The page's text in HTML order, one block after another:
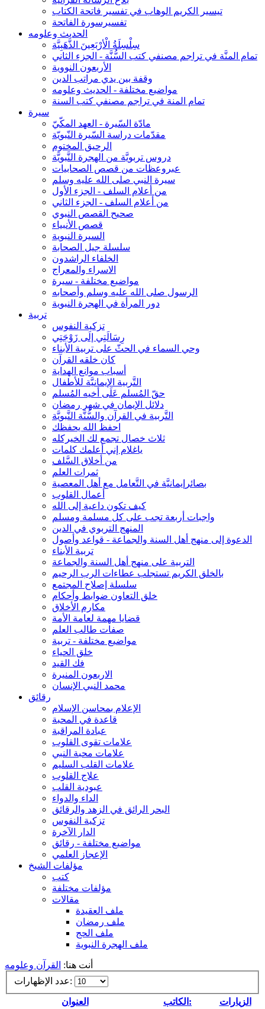
تيسير الكريم الوهاب في تفسير فاتحة الكتاب
تفسيرسورة الفاتحة
الحديث وعلومه
سِلْسِلَةُ الْأرْبَعِينَ الذَّهَبِيَّة
تمام المنَّة في تراجم مصنفي كتب السُّنَّة - الجزء الثاني
الأربعون النووية
وقفة بين يدي مراتب الدين
مواضيع مختلفة - الحديث وعلومه
تمام المنة في تراجم مصنفي كتب السنة
سيرة
مادّة السّيرة - العهد المكّيّ
مقدّمات دراسة السّيرة النّبويّة
الرحيق المختوم
دروس تربويَّة من الهجرة النَّبويَّة
عبروعظات من قصص الصحابيات
سيرة النبي صلى الله عليه وسلم
من أعلام السلف - الجزء الأول
من أعلام السلف - الجزء الثاني
صحيح القصص النبوي
قصص الأنبياء
السيرة النبوية
سلسلة جيل الصحابة
الخلفاء الراشدون
الاسراء والمعراج
مواضيع مختلفة - سيرة
الرسول صلى الله عليه وسلم وأصحابه
دور المرأة في الهجرة النبوية
تربية
تزكية النفوس
رِسَالَتِي إلَى زَوْجَتِي
وحي السماء في الحثّ على تربية الأبناء
كان خلقه القرآن
أسباب موانع الهداية
التَّربية الإيمانيَّة للأطفال
حقّ المُسلم عَلَى أخيه المُسلم
دلائل الإيمان في شهر رمضان
التَّربية في القرآن والسُّنَّة النَّبويَّة
احفظ الله يحفظك
ثلاث خصال تجمع لك الخيركله
ياغلام إني أعلمك كلمات
من أخلاق السَّلف
ثمرات العلم
بصائرإيمانيَّة في التَّعامل مع أهل المعصية
أعمال القلوب
كيف تكون داعية إلى الله
واجبات أربعة تجب على كل مسلمة ومسلم
المنهج التربوي في الدين
الدعوة إلى منهج أهل السنة والجماعة - قواعد وأصول
تربية الأبناء
التربية على منهج أهل السنة والجماعة
بالخلق الكريم تستجلب عطاءات الرب الرحيم
سلسلة إصلاح المجتمع
خلق التعاون ضوابط وأحكام
مكارم الأخلاق
قضايا مهمة لعامة الأمة
صفات طالب العلم
مواضيع مختلفة - تربية
خلق الحياء
فك القيد
الاربعون المنيرة
محمد النبي الإنسان
رقائق
الإعلام بمحاسن الإسلام
قاعدة في المحبة
عبادة المراقبة
علامات تقوى القلوب
علامات محبة النبي
علامات القلب السليم
علاج القلوب
عبودية القلب
الداء والدواء
البحر الرائق في الزهد والرقائق
تزكية النفوس
الدار الآخرة
مواضيع مختلفة - رقائق
الإعجاز العلمي
مؤلفات الشيخ
كتب
مؤلفات مختلفة
مقالات
ملف العقيدة
ملف رمضان
ملف الحج
ملف الهجرة النبوية
أنت هنا: القرآن وعلومه
عدد الإظهارات:
العنوان الكاتب:
الزيارات